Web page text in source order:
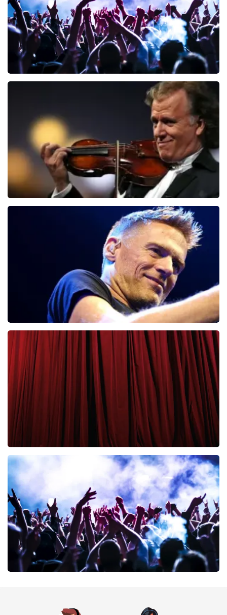
BESTEL NU
Bryan Adams
43
Cirque Du Soleil Ovo
BESTEL NU